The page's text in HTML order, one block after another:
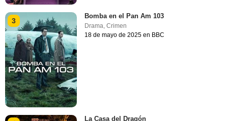
3
Bomba en el Pan Am 103
Drama,Crimen
18 de mayo de 2025 en BBC
La Casa del Dragón